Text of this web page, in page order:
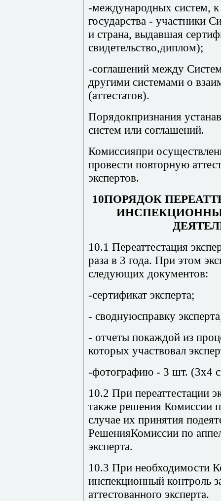
-международных систем,
государства - участники
и страна, выдавшая
свидетельство,диплом);
-соглашений между
другими системами о
(аттестатов).
Порядокпризнания
систем или соглашений.
Комиссияпри
провести повторную
экспертов.
10ПОРЯДОК
10.1 Переаттестация
раза в 3 года. При этом
следующих документов:
-сертификат эксперта;
- своднуюсправку
- отчеты покаждой из
которых участвовал
-фотографию - 3 шт. (3х4
10.2 При переаттестации
также решения Комиссии
случае их принятия
РешенияКомиссии по
эксперта.
10.3 При необходимости
инспекцион­ный контроль
аттестованного эксперта.